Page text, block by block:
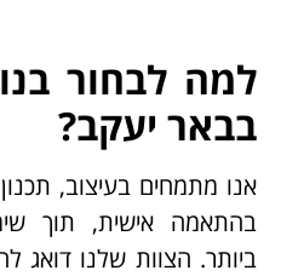
למה לבחור
בבאר יעקב?
אנו מתמחים בעיצוב,
בהתאמה אישית, תוך
ביותר. הצוות שלנו דואג